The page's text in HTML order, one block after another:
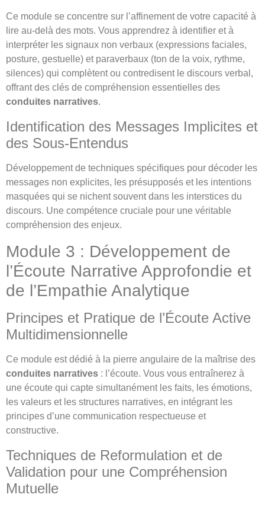
Ce module se concentre sur l’affinement de votre capacité à
lire au-delà des mots. Vous apprendrez à identifier et à
interpréter les signaux non verbaux (expressions faciales,
posture, gestuelle) et paraverbaux (ton de la voix, rythme,
silences) qui complètent ou contredisent le discours verbal,
offrant des clés de compréhension essentielles des
conduites narratives.
Identification des Messages Implicites et
des Sous-Entendus
Développement de techniques spécifiques pour décoder les
messages non explicites, les présupposés et les intentions
masquées qui se nichent souvent dans les interstices du
discours. Une compétence cruciale pour une véritable
compréhension des enjeux.
Module 3 : Développement de
l’Écoute Narrative Approfondie et
de l’Empathie Analytique
Principes et Pratique de l’Écoute Active
Multidimensionnelle
Ce module est dédié à la pierre angulaire de la maîtrise des
conduites narratives : l’écoute. Vous vous entraînerez à
une écoute qui capte simultanément les faits, les émotions,
les valeurs et les structures narratives, en intégrant les
principes d’une communication respectueuse et
constructive.
Techniques de Reformulation et de
Validation pour une Compréhension
Mutuelle